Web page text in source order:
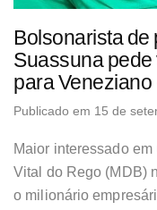
Bolsonarista de
Suassuna
para
Publicado em 15 de
Maior interessado
Vital do Rego (MDB)
o milionário